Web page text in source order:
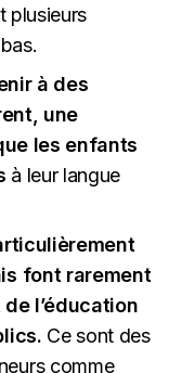
plusieurs
à des
une
les enfants
à leur langue
font rarement
de l’éducation
Ce sont des
comme